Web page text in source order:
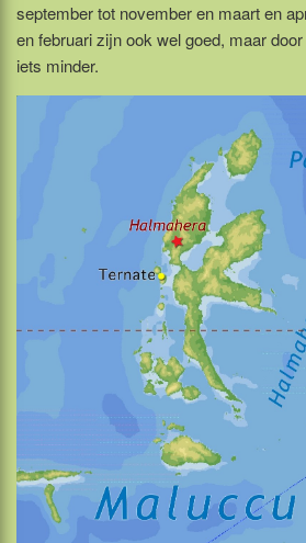
september tot november en maart en
en februari zijn ook wel goed, maar
iets minder.